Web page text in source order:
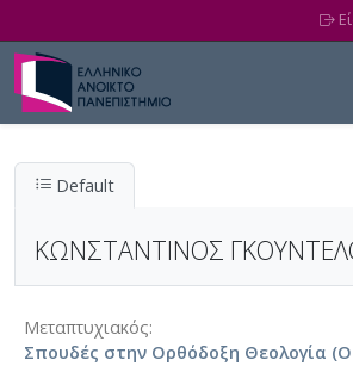
Default
ΚΩΝΣΤΑΝΤΙΝΟΣ
Μεταπτυχιακός
Σπουδές στην Ορθόδοξη Θεολογία